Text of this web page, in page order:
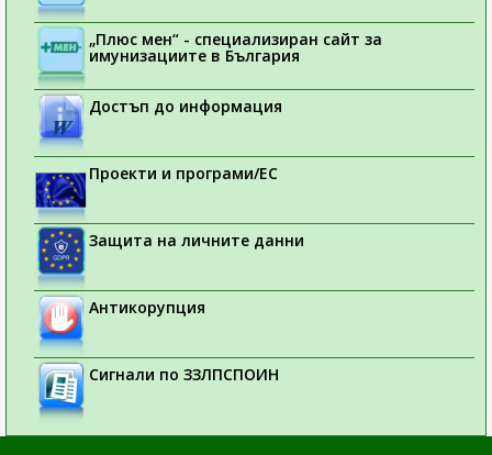
„Плюс мен“ - специализиран сайт за
имунизациите в България
Достъп до информация
Проекти и програми/ЕС
Защита на личните данни
Антикорупция
Сигнали по ЗЗЛПСПОИН